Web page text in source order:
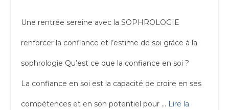
Une rentrée sereine avec la SOPHROLOGIE
renforcer la confiance et l’estime de soi grâce à la
sophrologie Qu’est ce que la confiance en soi ?
La confiance en soi est la capacité de croire en ses
compétences et en son potentiel pour … Lire la